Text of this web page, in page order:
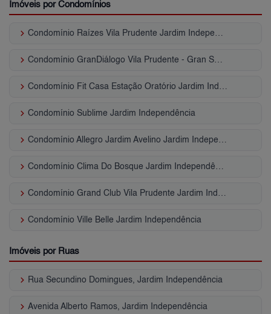
Imóveis por Condomínios
keyboard_arrow_right Condomínio Raízes Vila Prudente Jardim Independência
keyboard_arrow_right Condomínio GranDiálogo Vila Prudente - Gran Smart Jardim Independência
keyboard_arrow_right Condomínio Fit Casa Estação Oratório Jardim Independência
keyboard_arrow_right Condomínio Sublime Jardim Independência
keyboard_arrow_right Condomínio Allegro Jardim Avelino Jardim Independência
keyboard_arrow_right Condomínio Clima Do Bosque Jardim Independência
keyboard_arrow_right Condomínio Grand Club Vila Prudente Jardim Independência
keyboard_arrow_right Condomínio Ville Belle Jardim Independência
Imóveis por Ruas
keyboard_arrow_right Rua Secundino Domingues, Jardim Independência
keyboard_arrow_right Avenida Alberto Ramos, Jardim Independência